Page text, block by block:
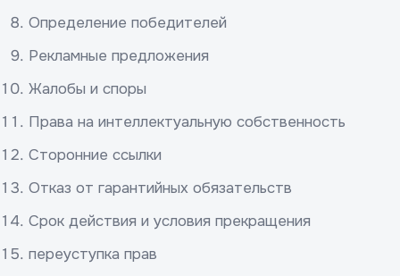
Определение победителей
Рекламные предложения
Жалобы и споры
Права на интеллектуальную собственность
Сторонние ссылки
Отказ от гарантийных обязательств
Срок действия и условия прекращения
переуступка прав